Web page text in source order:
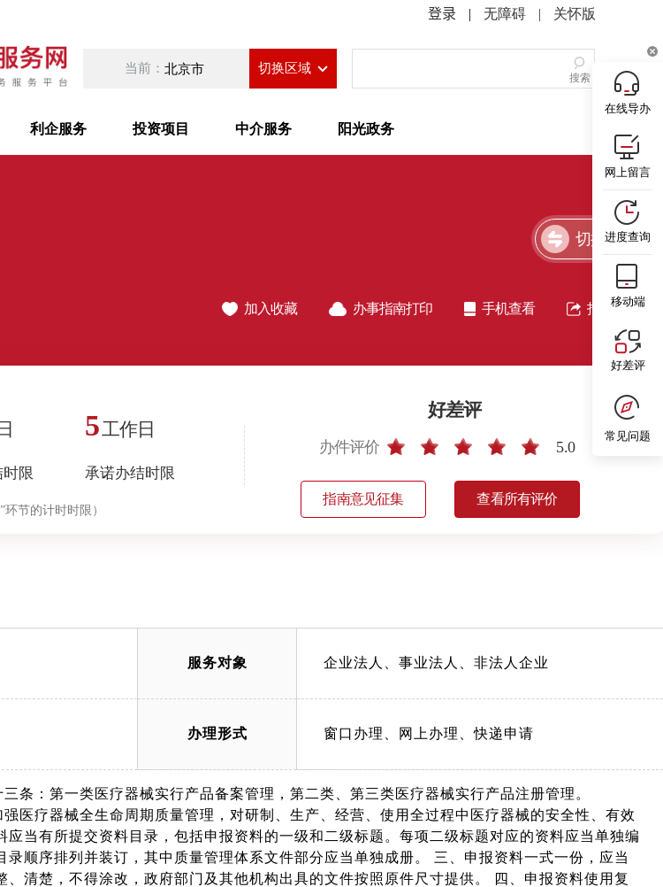
| 无障碍 | 关怀版
当前： 北京市 切换区域
搜索
利企服务 投资项目 中介服务 阳光政务
切换简洁版
加入收藏 办事指南打印 手机查看 指南分享
限
5工作日
承诺办结时限
好差评
办件评价 5.0
指南意见征集 查看所有评价
节的计时时限）
服务对象 企业法人、事业法人、非法人企业
办理形式 窗口办理、网上办理、快递申请
三条：第一类医疗器械实行产品备案管理，第二类、第三类医疗器械实行产品注册管理。
医疗器械全生命周期质量管理，对研制、生产、经营、使用全过程中医疗器械的安全性、有效
应当有所提交资料目录，包括申报资料的一级和二级标题。每项二级标题对应的资料应当单独编
录顺序排列并装订，其中质量管理体系文件部分应当单独成册。 三、申报资料一式一份，应当
清楚，不得涂改，政府部门及其他机构出具的文件按照原件尺寸提供。 四、申报资料使用复
在线导办
网上留言
进度查询
移动端
好差评
常见问题